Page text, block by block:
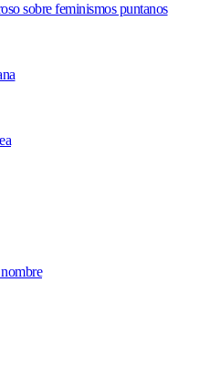
sobre feminismos puntanos